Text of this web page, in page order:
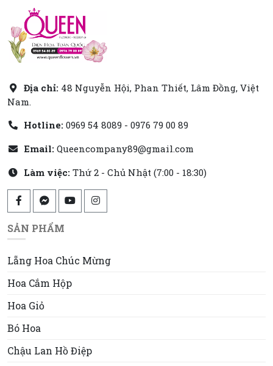
Địa chỉ: 48 Nguyễn Hội, Phan Thiết, Lâm Đồng, Việt
Nam.
Hotline: 0969 54 8089 - 0976 79 00 89
Email: Queencompany89@gmail.com
Làm việc: Thứ 2 - Chủ Nhật (7:00 - 18:30)
SẢN PHẨM
Lẵng Hoa Chúc Mừng
Hoa Cắm Hộp
Hoa Giỏ
Bó Hoa
Chậu Lan Hồ Điệp